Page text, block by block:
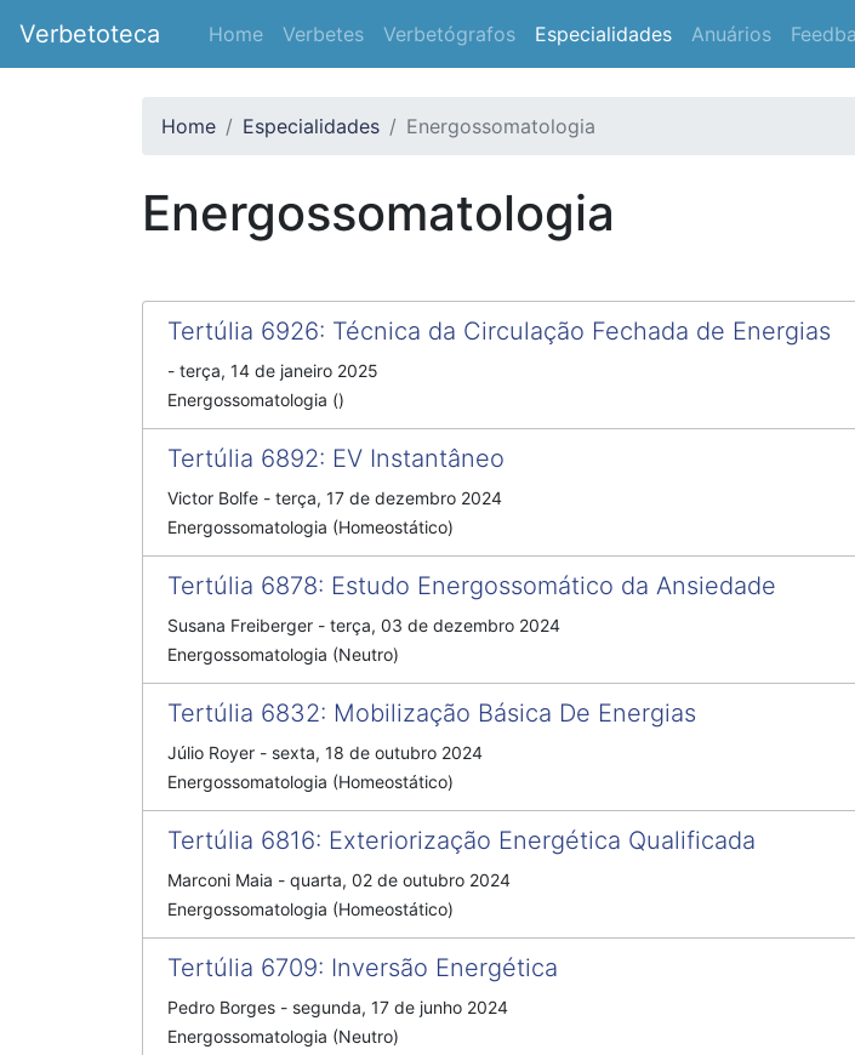
Verbetoteca Home Verbetes Verbetógrafos Especialidades Anuários
Home Especialidades Energossomatologia
Energossomatologia
Tertúlia 6926: Técnica da Circulação Fechada de Energias
- terça, 14 de janeiro 2025
Energossomatologia ()
Tertúlia 6892: EV Instantâneo
Victor Bolfe - terça, 17 de dezembro 2024
Energossomatologia (Homeostático)
Tertúlia 6878: Estudo Energossomático da Ansiedade
Susana Freiberger - terça, 03 de dezembro 2024
Energossomatologia (Neutro)
Tertúlia 6832: Mobilização Básica De Energias
Júlio Royer - sexta, 18 de outubro 2024
Energossomatologia (Homeostático)
Tertúlia 6816: Exteriorização Energética Qualificada
Marconi Maia - quarta, 02 de outubro 2024
Energossomatologia (Homeostático)
Tertúlia 6709: Inversão Energética
Pedro Borges - segunda, 17 de junho 2024
Energossomatologia (Neutro)